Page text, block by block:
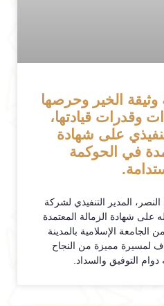
الخير وحرصها
وقدرات قيادتها،
على شهادة
في الحوكمة
المدير التنفيذي لشركة
على شهادة الزمالة المعتمدة
الجامعة الإسلامية بالمدينة
لمسيرة مميزة من النجاح
دوام التوفيق والسداد.